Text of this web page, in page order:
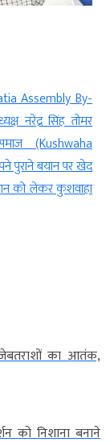
Assembly By-
नरेंद्र सिंह तोमर
(Kushwaha
पुराने बयान पर खेद
को लेकर कुशवाहा
का आतंक,
को निशाना बनाने